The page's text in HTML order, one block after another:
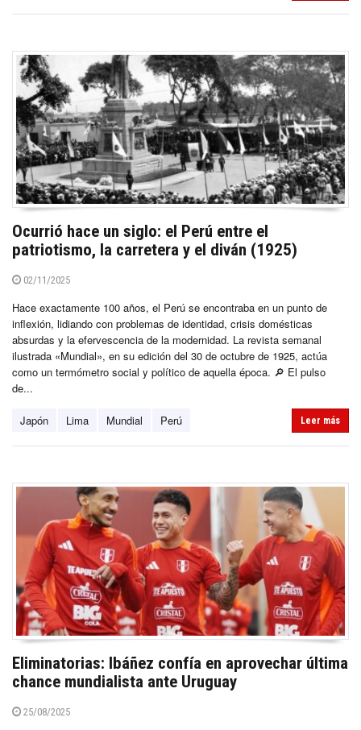
Ocurrió hace un siglo: el Perú entre el
patriotismo, la carretera y el diván (1925)
02/11/2025
Hace exactamente 100 años, el Perú se encontraba en un punto de
inflexión, lidiando con problemas de identidad, crisis domésticas
absurdas y la efervescencia de la modernidad. La revista semanal
ilustrada «Mundial», en su edición del 30 de octubre de 1925, actúa
como un termómetro social y político de aquella época. 🔎 El pulso
de...
Japón Lima Mundial Perú Leer más
Eliminatorias: Ibáñez confía en aprovechar última
chance mundialista ante Uruguay
25/08/2025